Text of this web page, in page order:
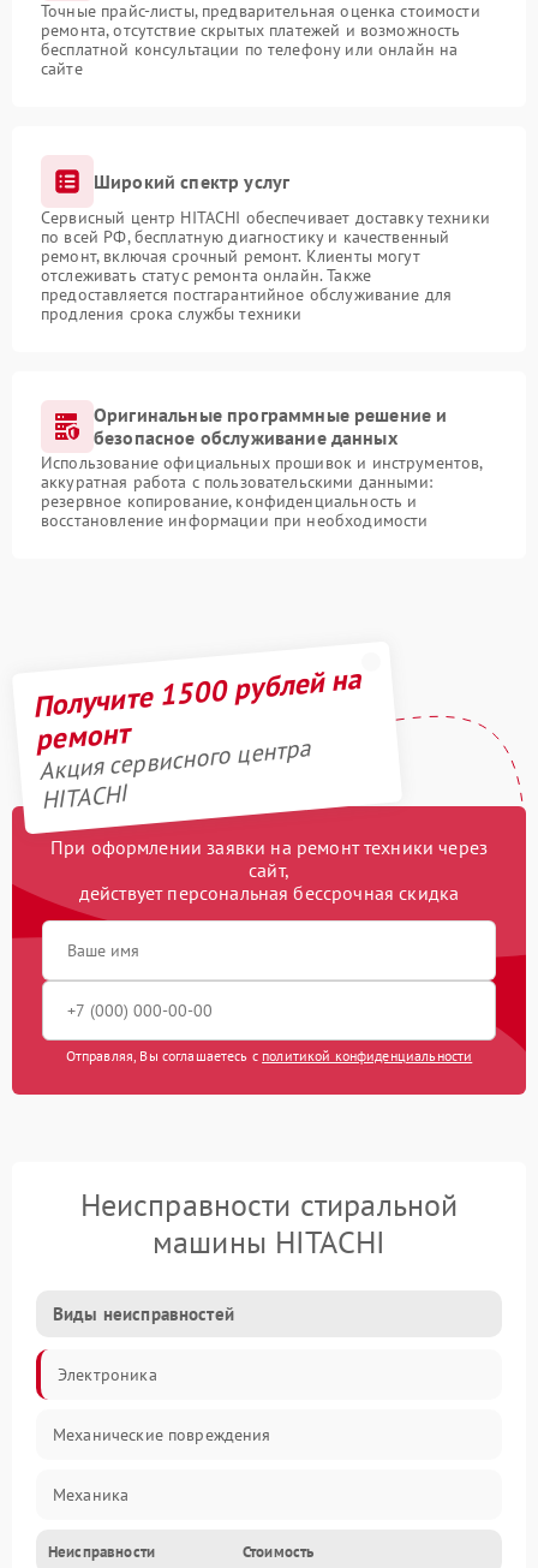
Точные прайс-листы, предварительная оценка стоимости
ремонта, отсутствие скрытых платежей и возможность
бесплатной консультации по телефону или онлайн на
сайте
Широкий спектр услуг
Сервисный центр HITACHI обеспечивает доставку техники
по всей РФ, бесплатную диагностику и качественный
ремонт, включая срочный ремонт. Клиенты могут
отслеживать статус ремонта онлайн. Также
предоставляется постгарантийное обслуживание для
продления срока службы техники
Оригинальные программные решение и
безопасное обслуживание данных
Использование официальных прошивок и инструментов,
аккуратная работа с пользовательскими данными:
резервное копирование, конфиденциальность и
восстановление информации при необходимости
Получите 1500 рублей на
ремонт
Акция сервисного центра
HITACHI
При оформлении заявки на ремонт техники через
сайт,
действует персональная бессрочная скидка
Отправляя, Вы соглашаетесь с политикой конфиденциальности
Неисправности стиральной
машины HITACHI
Виды неисправностей
Электроника
Механические повреждения
Механика
Электропитание
Неисправности Стоимость